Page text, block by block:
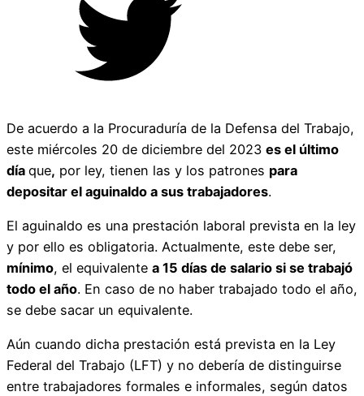
De acuerdo a la Procuraduría de la Defensa del Trabajo,
este miércoles 20 de diciembre del 2023 es el último
día que, por ley, tienen las y los patrones para
depositar el aguinaldo a sus trabajadores.
El aguinaldo es una prestación laboral prevista en la ley
y por ello es obligatoria. Actualmente, este debe ser,
mínimo, el equivalente a 15 días de salario si se trabajó
todo el año. En caso de no haber trabajado todo el año,
se debe sacar un equivalente.
Aún cuando dicha prestación está prevista en la Ley
Federal del Trabajo (LFT) y no debería de distinguirse
entre trabajadores formales e informales, según datos